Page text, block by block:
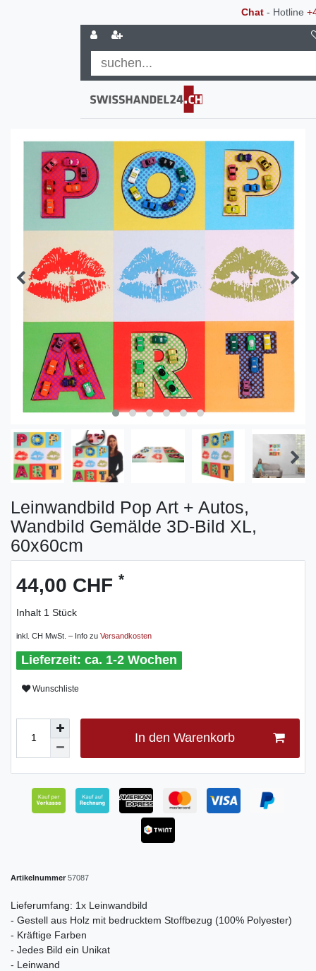
Chat- Hotline
Leinwandbild Pop Art + Autos,
Wandbild Gemälde 3D-Bild XL,
60x60cm
44,00 CHF *
Inhalt 1 Stück
inkl. CH MwSt. – Info zu Versandkosten
ca. 1-2 Wochen
Wunschliste
In den Warenkorb
Artikelnummer 57087
Lieferumfang: 1x Leinwandbild
- Gestell aus Holz mit bedrucktem Stoffbezug (100% Polyester)
- Kräftige Farben
- Jedes Bild ein Unikat
- Leinwand